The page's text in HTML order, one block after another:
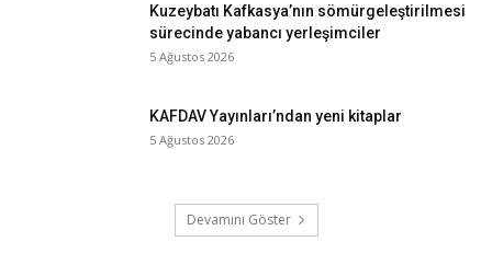
Kuzeybatı Kafkasya’nın sömürgeleştirilmesi
sürecinde yabancı yerleşimciler
5 Ağustos 2026
KAFDAV Yayınları’ndan yeni kitaplar
5 Ağustos 2026
Devamını Göster